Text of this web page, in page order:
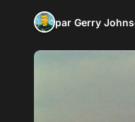
par Gerry